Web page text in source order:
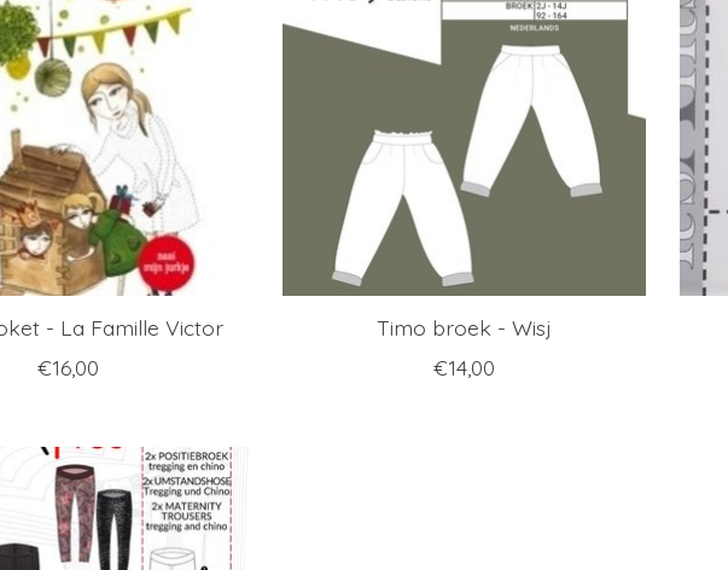
- La Famille Victor
€16,00
Timo broek - Wisj
€14,00